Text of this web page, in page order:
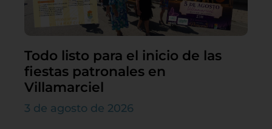
Todo listo para el inicio de las
fiestas patronales en
Villamarciel
3 de agosto de 2026